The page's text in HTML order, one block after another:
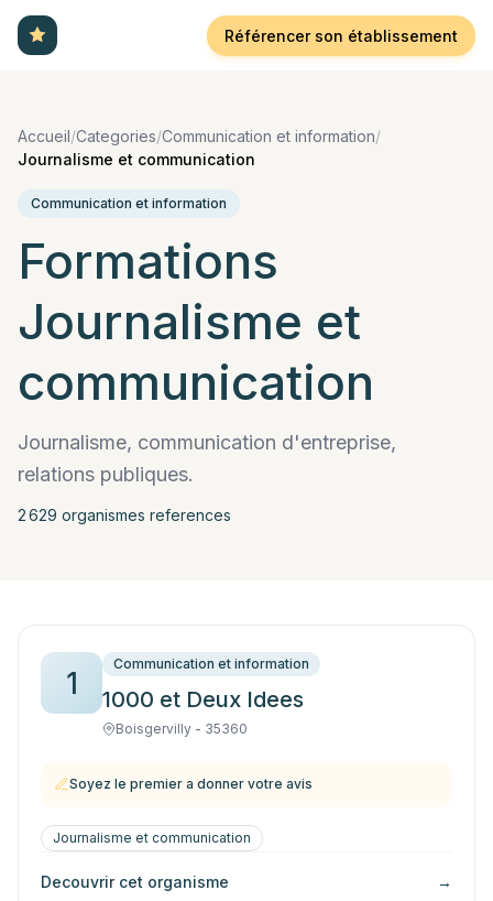
Référencer son établissement
Accueil/Categories/Communication et information/
Journalisme et communication
Communication et information
Formations
Journalisme et
communication
Journalisme, communication d'entreprise,
relations publiques.
2 629 organismes references
1
Communication et information
1000 et Deux Idees
Boisgervilly - 35360
Soyez le premier a donner votre avis
Journalisme et communication
Decouvrir cet organisme →